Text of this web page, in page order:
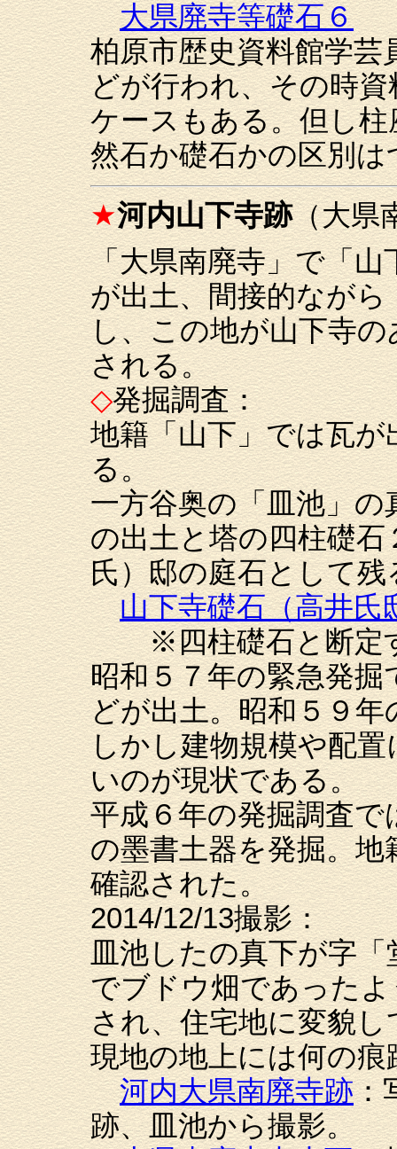
大県廃寺等礎石６
柏原市歴史資料館学
どが行われ、その時
ケースもある。但し
然石か礎石かの区別は
★河内山下寺跡（大県
「大県南廃寺」で「
が出土、間接的なが
し、この地が山下寺
される。
◇発掘調査：
地籍「山下」では瓦
る。
一方谷奥の「皿池」
の出土と塔の四柱礎
氏）邸の庭石として残
山下寺礎石（高井氏
※四柱礎石と断定す
昭和５７年の緊急発
どが出土。昭和５９
しかし建物規模や配
いのが現状である。
平成６年の発掘調査
の墨書土器を発掘。
確認された。
2014/12/13撮影：
皿池したの真下が字
でブドウ畑であった
され、住宅地に変貌し
現地の地上には何の
河内大県南廃寺跡：
跡、皿池から撮影。